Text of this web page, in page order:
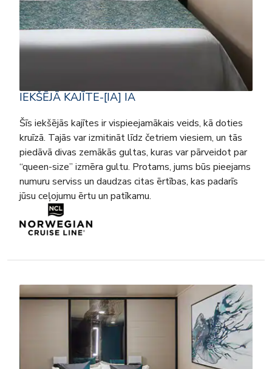
IEKŠĒJĀ KAJĪTE-[IA] IA
Šīs iekšējās kajītes ir vispieejamākais veids, kā doties
kruīzā. Tajās var izmitināt līdz četriem viesiem, un tās
piedāvā divas zemākās gultas, kuras var pārveidot par
“queen-size” izmēra gultu. Protams, jums būs pieejams
numuru serviss un daudzas citas ērtības, kas padarīs
jūsu ceļojumu ērtu un patīkamu.